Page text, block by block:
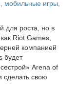
для роста, но в
Riot Games,
компанией
будет
Arena of
сделать свою